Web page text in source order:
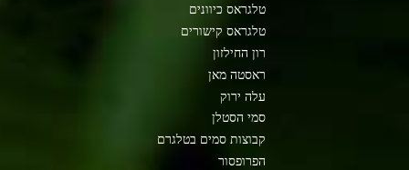
טלגראס כיוונים
טלגראס קישורים
רון החילזון
ראסטה מאן
עלה ירוק
סמי הסטלן
קבוצות סמים בטלגרם
הפרופסור